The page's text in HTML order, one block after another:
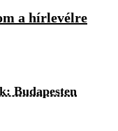
a hírlevélre
Budapesten